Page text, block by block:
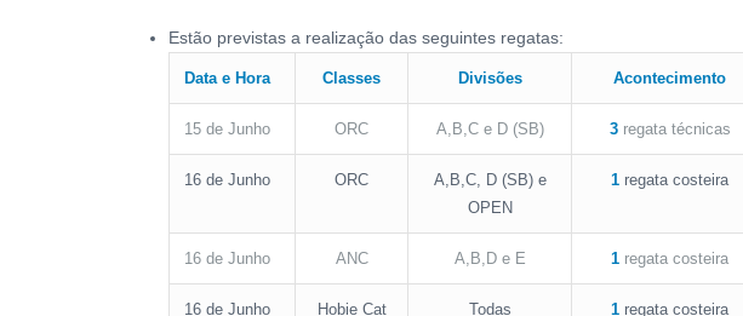
Estão previstas a realização das seguintes regatas:
Data e Hora Classes Divisões Acontecimento
15 de Junho ORC A,B,C e D (SB) 3regata técnicas
16 de Junho ORC
A,B,C, D (SB) e
OPEN
1 regata costeira
16 de Junho ANC A,B,D e E 1 regata costeira
16 de Junho Hobie Cat Todas 1 regata costeira